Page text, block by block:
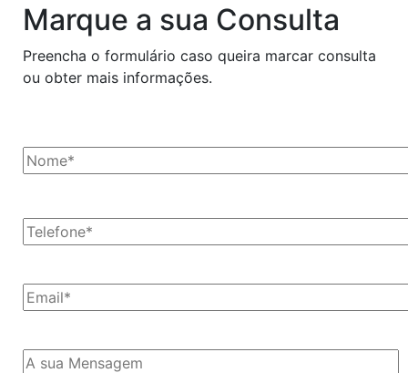
Marque a sua Consulta
Preencha o formulário caso queira marcar consulta
ou obter mais informações.